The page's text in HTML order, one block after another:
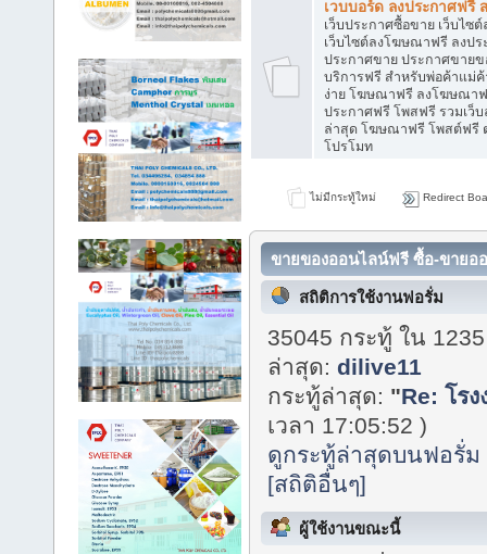
เวบบอร์ด ลงประกาศฟรี
เว็บประกาศซื้อขาย เว็บไซ
เว็บไซต์ลงโฆษณาฟรี ลงปร
ประกาศขาย ประกาศขายข
บริการฟรี สำหรับพ่อค้าแม่
ง่าย โฆษณาฟรี ลงโฆษณา
ประกาศฟรี โพสฟรี รวมเว็
ล่าสุด โฆษณาฟรี โพสต์ฟรี
โปรโมท
ไม่มีกระทู้ใหม่ Redirect
ขายของออนไลน์ฟรี ซื้อ-ขายอ
สถิติการใช้งานฟอรั่ม
35045 กระทู้ ใน
ล่าสุด:dilive11
กระทู้ล่าสุด: "Re: โร
เวลา 17:05:52 )
ดูกระทู้ล่าสุดบนฟอรั่ม
[สถิติอื่นๆ]
ผู้ใช้งานขณะนี้